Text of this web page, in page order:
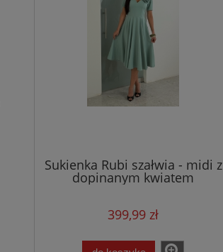
Sukienka Rubi szałwia - midi z
dopinanym kwiatem
399,99 zł